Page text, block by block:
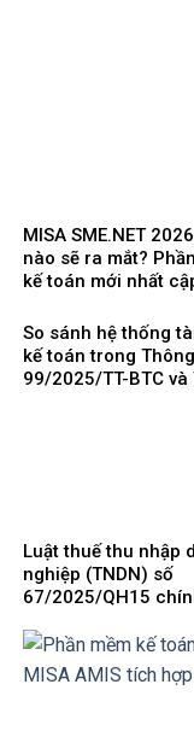
MISA SME.NET
nào sẽ ra mắt?
kế toán mới nhất
So sánh hệ thống
kế toán trong
99/2025/TT-BTC và
Luật thuế thu nhập
nghiệp (TNDN) số
67/2025/QH15
01/10/2025 và 8
cần lưu ý